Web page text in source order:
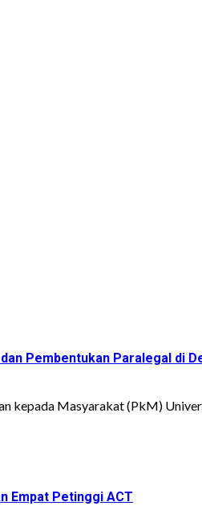
Pembentukan Paralegal di
kepada Masyarakat (PkM)
Empat Petinggi ACT